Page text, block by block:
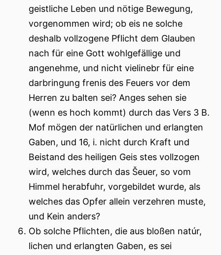
geistliche Leben und nötige Bewegung,
vorgenommen wird; ob eis ne solche
deshalb vollzogene Pflicht dem Glauben
nach für eine Gott wohlgefällige und
angenehme, und nicht vielinebr für eine
darbringung frenis des Feuers vor dem
Herren zu balten sei? Anges sehen sie
(wenn es hoch kommt) durch das Vers 3 B.
Mof mögen der natürlichen und erlangten
Gaben, und 16, i. nicht durch Kraft und
Beistand des heiligen Geis stes vollzogen
wird, welches durch das Šeuer, so vom
Himmel herabfuhr, vorgebildet wurde, als
welches das Opfer allein verzehren muste,
und Kein anders?
Ob solche Pflichten, die aus bloßen natúr,
lichen und erlangten Gaben, es sei